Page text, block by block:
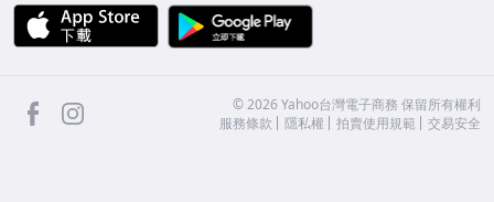
APP Store
facebook ©2026 Yahoo台灣電子商務 保留所有權利
服務條款
隱私權 拍賣使用規範 交易安全